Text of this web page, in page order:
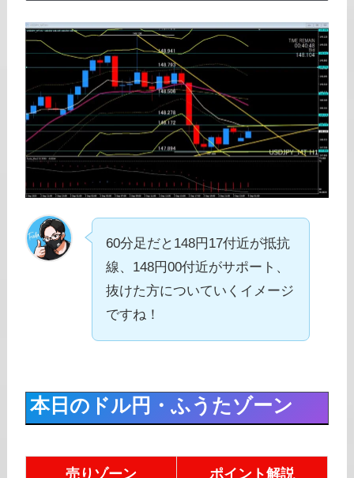
60分足だと148円17付近が抵抗
線、148円00付近がサポート、
抜けた方についていくイメージ
ですね！
本日のドル円・ふうたゾーン
売りゾーン ポイント解説